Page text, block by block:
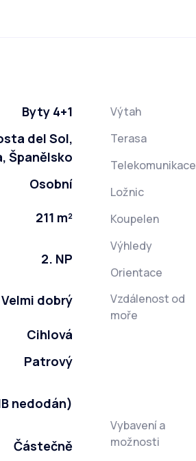
Byty 4+1
del Sol,
Španělsko
Osobní
211 m²
2. NP
Velmi dobrý
Cihlová
Patrový
nedodán)
Částečně
Výtah
Terasa
Telekomunikace
Ložnic
Koupelen
Výhledy
Orientace
Vzdálenost od
moře
Vybavení a
možnosti